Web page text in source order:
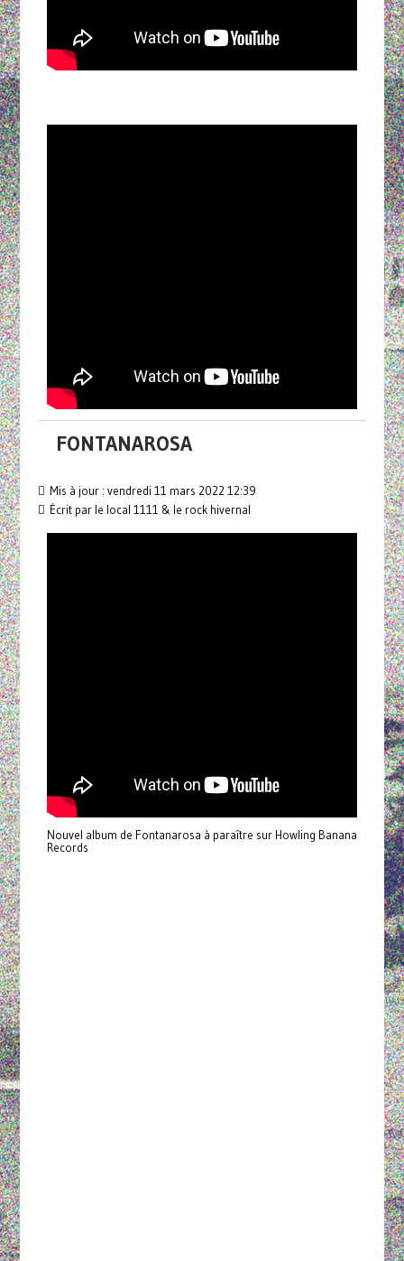
FONTANAROSA
Mis à jour : vendredi 11 mars 2022 12:39
Écrit par le local 1111 & le rock hivernal
Nouvel album de Fontanarosa à paraître sur Howling Banana
Records